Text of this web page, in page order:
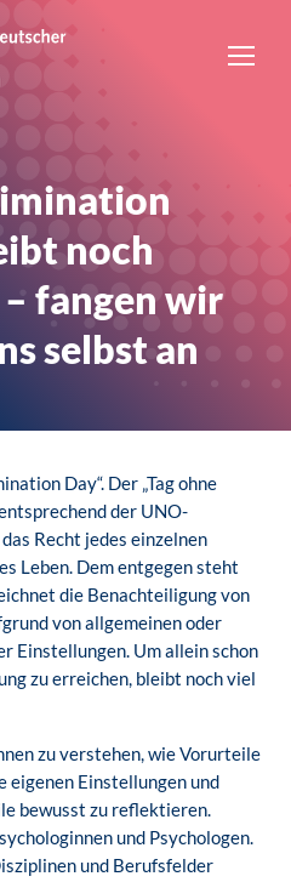
noch
fangen wir
selbst an
Day“. Der „Tag ohne
der UNO-
Recht jedes einzelnen
Leben. Dem entgegen steht
die Benachteiligung von
von allgemeinen oder
Einstellungen. Um allein schon
zu erreichen, bleibt noch viel
zu verstehen, wie Vorurteile
eigenen Einstellungen und
bewusst zu reflektieren.
und Psychologen.
und Berufsfelder